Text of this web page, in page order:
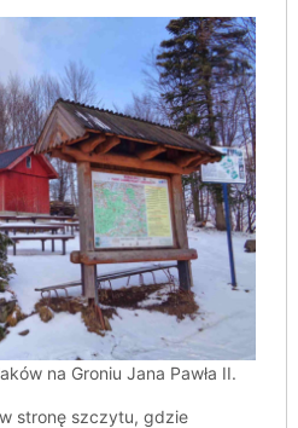
na Groniu Jana Pawła II.
stronę szczytu, gdzie